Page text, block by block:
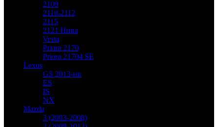
2109
2110-2112
2115
2121 Нива
Vesta
Priora 2170
Priora 21704 SE
Lexus
GS 2013-нв
ES
IS
NX
Mazda
3 (2003-2008)